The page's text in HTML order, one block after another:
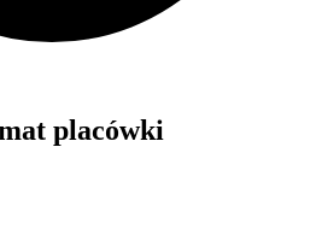
placówki